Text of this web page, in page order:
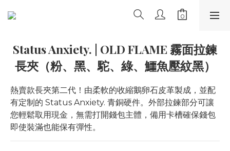
Status Anxiety. | OLD FLAME 霧面拉鍊
長夾（粉、黑、駝、綠、鱷魚壓紋黑）
熱賣款長夾第二代！由柔軟的收縮鵝卵石皮革製成，並配
有定制的 Status Anxiety. 青銅硬件。外部拉鍊部分可讓
您輕鬆取用現金，無需打開錢包主體，備用卡槽確保錢包
即使裝滿也能保有彈性。